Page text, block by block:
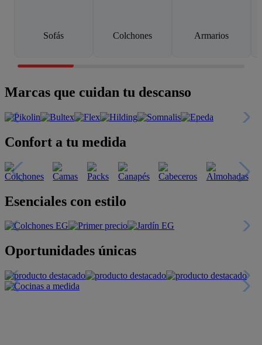
Sofás Colchones Armarios
Marcas que cuidan tu descanso
Confort a tu medida
Esenciales con estilo
Oportunidades únicas